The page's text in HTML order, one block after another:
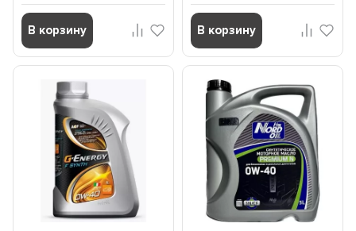
В корзину В корзину